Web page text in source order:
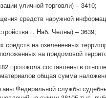
уличной торговли) – 3410;
средств наружной
г. Наб. Челны) – 3639;
средств на озелененных
на придомовой
протокола составлены в
общая сумма
Федеральной службы